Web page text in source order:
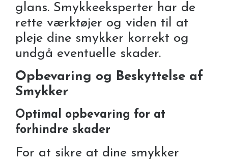
glans. Smykkeeksperter har de
rette værktøjer og viden til at
pleje dine smykker korrekt og
undgå eventuelle skader.
Opbevaring og Beskyttelse af
Smykker
Optimal opbevaring for at
forhindre skader
For at sikre at dine smykker